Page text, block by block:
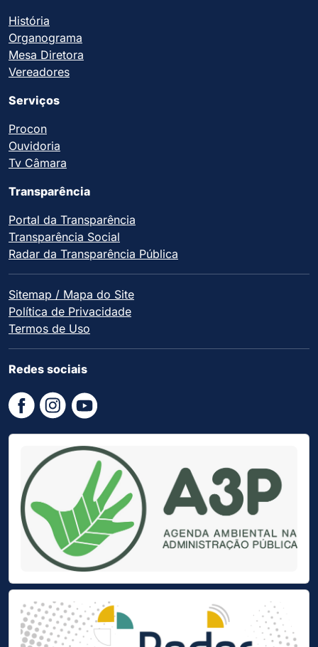
História
Organograma
Mesa Diretora
Vereadores
Serviços
Procon
Ouvidoria
Tv Câmara
Transparência
Portal da Transparência
Transparência Social
Radar da Transparência Pública
Sitemap / Mapa do Site
Política de Privacidade
Termos de Uso
Redes sociais